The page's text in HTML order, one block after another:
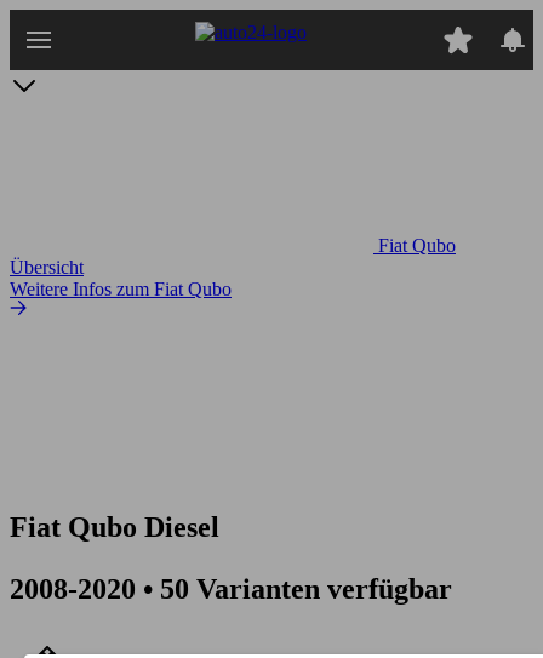
Hauptinhalt
Fiat Qubo
Übersicht
Weitere Infos zum Fiat Qubo
Fiat Qubo Diesel
2008-2020 • 50 Varianten verfügbar